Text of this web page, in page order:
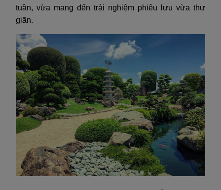
tuần, vừa mang đến trải nghiệm phiêu lưu vừa thư
giãn.